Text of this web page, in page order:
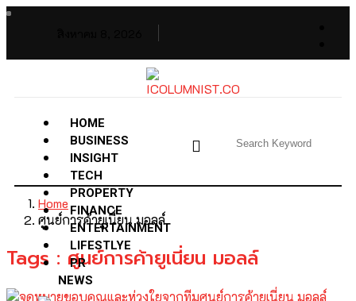
HOME
BUSINESS
INSIGHT
TECH
PROPERTY
FINANCE
ENTERTAINMENT
LIFESTLYE
PR
NEWS
Home
ศูนย์การค้ายูเนี่ยน มอลล์
Tags : ศูนย์การค้ายูเนี่ยน มอลล์